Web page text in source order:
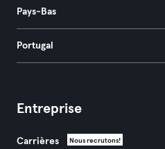
Pays-Bas
Portugal
Entreprise
Carrières Nous recrutons!